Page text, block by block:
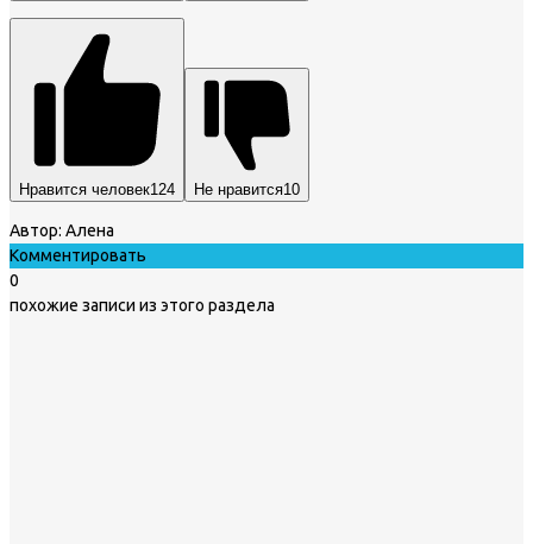
Нравится человек124 Не нравится10
Автор: Алена
Комментировать
0
похожие записи из этого раздела